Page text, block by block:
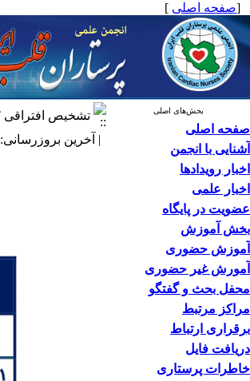
[صفحه اصلی ]
بخش‌های اصلی
صفحه اصلی
آشنایی با انجمن
اخبار رویدادها
اخبار علمی
عضویت در پایگاه
بخش آموزش
آموزش حضوری
آمورش غیر حضوری
محفل بحث و گفتگو
مراکز مرتبط
برقراری ارتباط
دریافت فایل
خاطرات پرستاری
تشخیص افتراقی WCT
| آخرین بروزرسانی: ۱۴۰۰/۱۱/۲۹ |